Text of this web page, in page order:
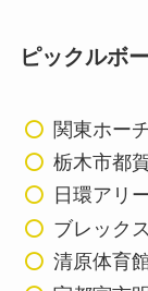
ピックルボ
関東ホー
栃木市都
日環アリ
ブレック
清原体育